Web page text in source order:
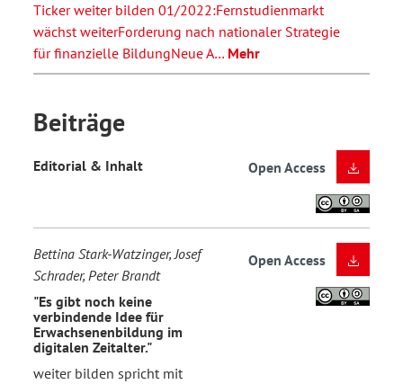
Ticker weiter bilden 01/2022:Fernstudienmarkt
wächst weiterForderung nach nationaler Strategie
für finanzielle BildungNeue A… Mehr
Beiträge
Editorial & Inhalt Open Access
Bettina Stark-Watzinger, Josef
Schrader, Peter Brandt
"Es gibt noch keine
verbindende Idee für
Erwachsenenbildung im
digitalen Zeitalter."
weiter bilden spricht mit
Open Access